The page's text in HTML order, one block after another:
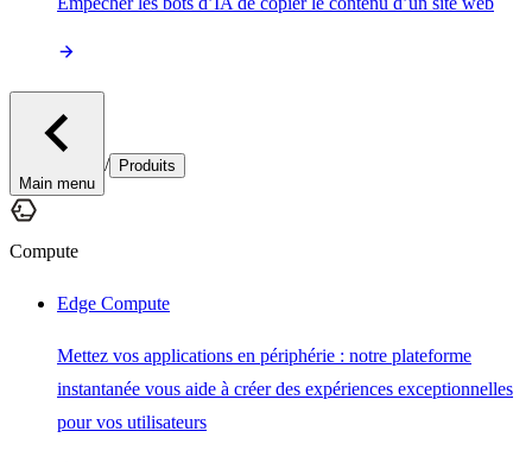
Main menu
/ Produits
Compute
Edge Compute
Mettez vos applications en périphérie : notre plateforme
instantanée vous aide à créer des expériences exceptionnelles
pour vos utilisateurs